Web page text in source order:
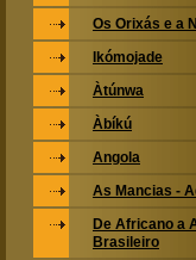
Os Orixás e a
Ikómojade
Àtúnwa
Àbíkú
Angola
As Mancias -
De Africano a
Brasileiro